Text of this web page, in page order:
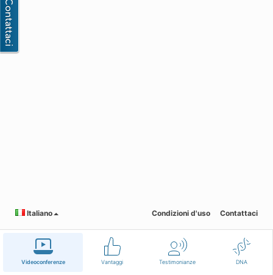
Videoconferenze Vantaggi Testimonianze DNA
Italiano Condizioni d'uso Contattaci